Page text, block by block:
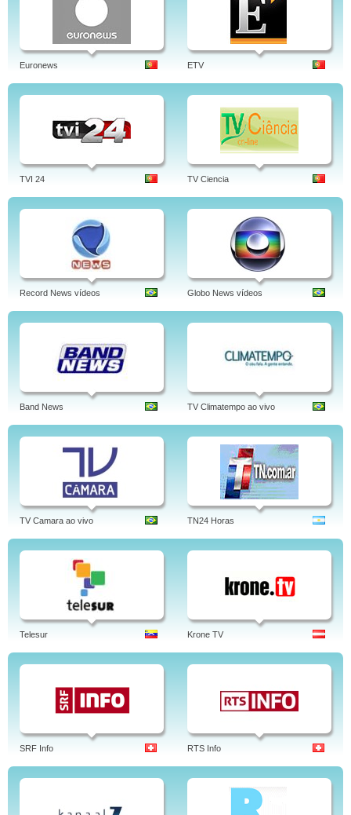
Euronews ETV
TVI 24 TV Ciencia
Record News vídeos Globo News vídeos
Band News TV Climatempo ao vivo
TV Camara ao vivo TN24 Horas
Telesur Krone TV
SRF Info RTS Info